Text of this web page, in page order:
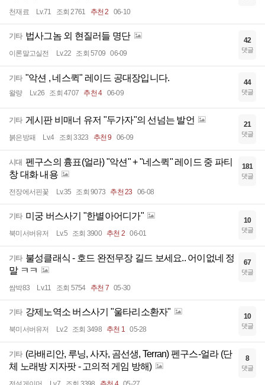
천재료 Lv.71 조회 2761 추천 2 06-10
기타 법사그놈 외 현질러들 명단
이론말고실전 Lv.22 조회 5709 06-09
42
댓글
기타 "악션 , 네스퀵" 레이드 공대장입니다.
왈량 Lv.26 조회 4707 추천 4 06-09
44
댓글
기타 게시판 비매너 유저 "두가자"의 선넘는 발언
붉은방패 Lv.4 조회 3323 추천 9 06-09
21
댓글
시대 펜구스의 흉표(얼라) "악션" + "네스퀵" 레이드 중 파티
창 대화 내용
전장에서핀꽃 Lv.35 조회 9073 추천 23 06-08
181
댓글
기타 미궁 버스사기 "한별아어디가"
북미서버유저 Lv.5 조회 3900 추천 2 06-01
10
댓글
기타 불성클래식 - 호드 완전무장 길드 보세요.. 어이없네 정
말 ㅋㅋ
쌈박83 Lv.11 조회 5754 추천 7 05-30
67
댓글
기타 강제노역소 버스사기 "울타리소환자"
북미서버유저 Lv.2 조회 3498 추천 1 05-28
10
댓글
기타 (라배리안, 루닝, 사자, 곰선생, Terran) 펜구스-얼라 (단
체 노래방 지자팟 - 고의적 게임 방해)
8
댓글